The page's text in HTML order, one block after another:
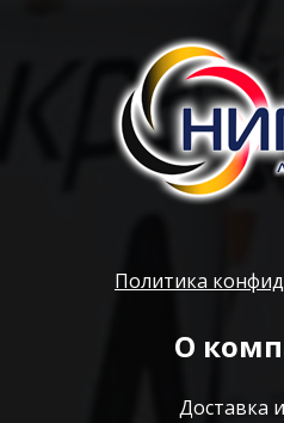
Политика
О
Доставка